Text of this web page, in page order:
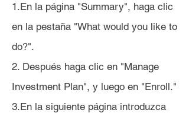
1.En la página "Summary", haga clic
en la pestaña "What would you like to
do?".
2. Después haga clic en "Manage
Investment Plan", y luego en "Enroll."
3.En la siguiente página introduzca